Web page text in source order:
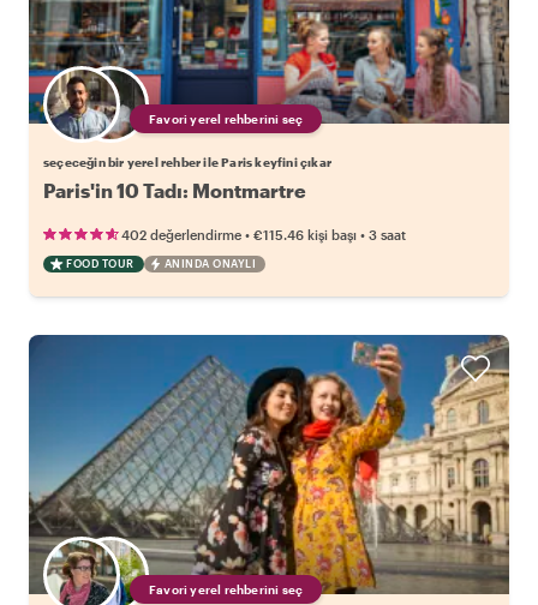
Favori yerel rehberini seç
seçeceğin bir yerel rehber ile Paris keyfini çıkar
Paris'in 10 Tadı: Montmartre
402 değerlendirme • €115.46 kişi başı • 3 saat
FOOD TOUR ANINDA ONAYLI
Favori yerel rehberini seç